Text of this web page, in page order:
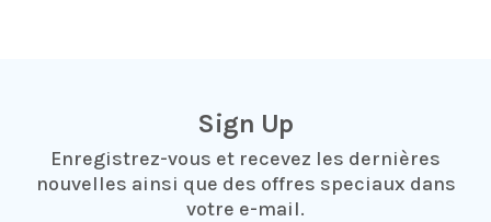
Sign Up
Enregistrez-vous et recevez les dernières
nouvelles ainsi que des offres speciaux dans
votre e-mail.